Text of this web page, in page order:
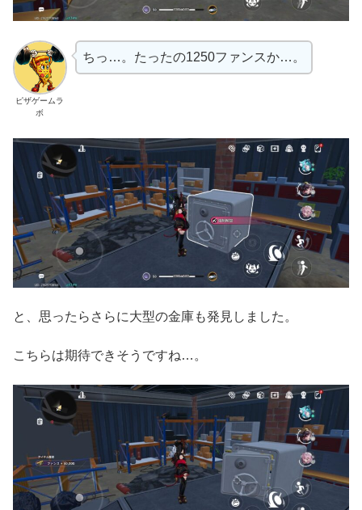
ピザゲームラ
ボ
ちっ…。たったの1250ファンスか…。
と、思ったらさらに大型の金庫も発見しました。
こちらは期待できそうですね…。